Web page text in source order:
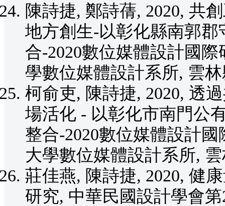
陳詩捷, 鄭詩蒨, 2020, 共
地方創生-以彰化縣南郭
合-2020數位媒體設計國
學數位媒體設計系所, 雲
柯俞吏, 陳詩捷, 2020, 透
場活化 - 以彰化市南門公
整合-2020數位媒體設計
大學數位媒體設計系所,
莊佳燕, 陳詩捷, 2020, 健
研究, 中華民國設計學會